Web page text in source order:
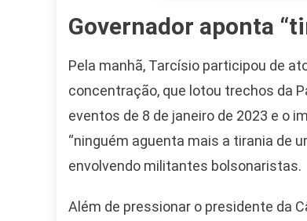
Governador aponta
Pela manhã, Tarcísio participou de
concentração, que lotou trechos da
eventos de 8 de janeiro de 2023 e o
“ninguém aguenta mais a tirania de
envolvendo militantes bolsonaristas.
Além de pressionar o presidente da